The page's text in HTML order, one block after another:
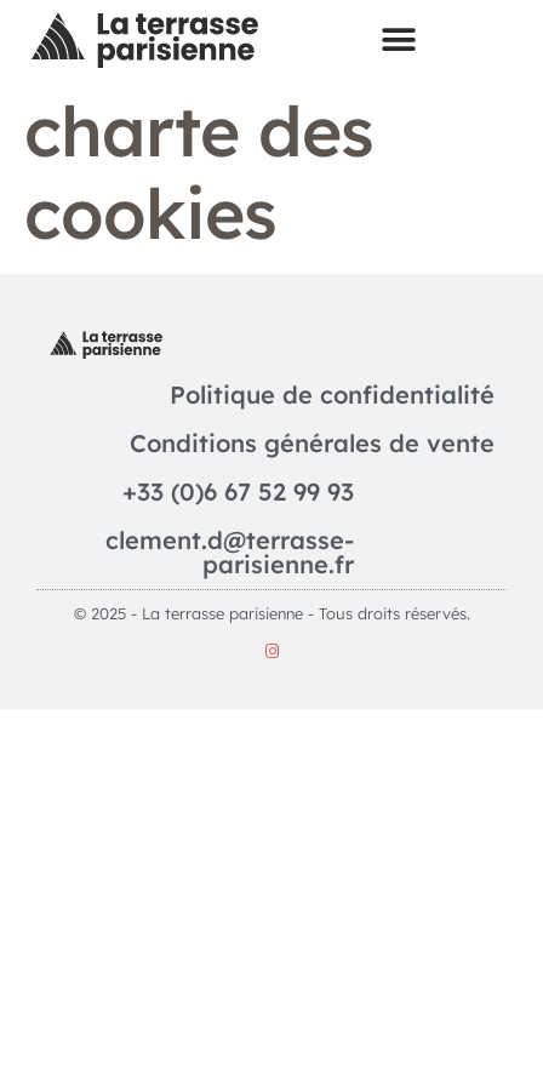
charte des
cookies
Politique de confidentialité
Conditions générales de vente
+33 (0)6 67 52 99 93
clement.d@terrasse-
parisienne.fr
© 2025 - La terrasse parisienne - Tous droits réservés.